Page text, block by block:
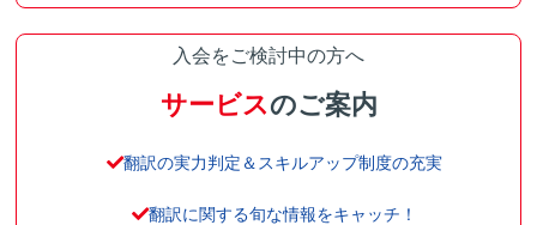
入会をご検討中の方へ
サービスのご案内
翻訳の実力判定＆スキルアップ制度の充実
翻訳に関する旬な情報をキャッチ！